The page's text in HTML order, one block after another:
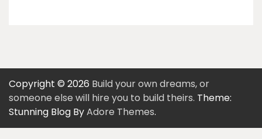
Copyright © 2026 Build your own dreams, or
someone else will hire you to build theirs. Theme:
Stunning Blog ByAdore Themes.